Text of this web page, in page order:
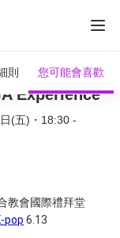
則 您可能會喜歡
二人同行9折
Experience
(五) ・ 18:30 -
教會國際禮拜堂
pop 6.13